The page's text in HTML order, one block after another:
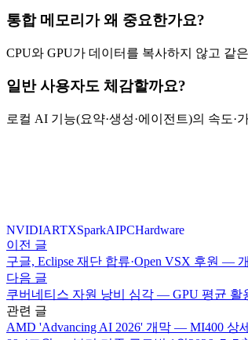
통합 메모리가 왜 중요한가요?
CPU와 GPU가 데이터를 복사하지 않고 같
일반 사용자도 체감할까요?
로컬 AI 기능(요약·생성·에이전트)의 속도
NVIDIARTXSparkAIPCHardware
이전 글
구글, Eclipse 재단 합류·Open VSX 후원 —
다음 글
쿠버네티스 자원 낭비 심각 — GPU 평균 활
관련 글
AMD 'Advancing AI 2026' 개막 — MI400 상